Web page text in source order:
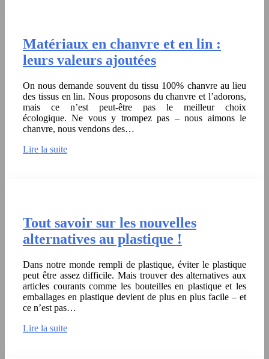
Matériaux en chanvre et en lin :
leurs valeurs ajoutées
On nous demande souvent du tissu 100% chanvre au lieu
des tissus en lin. Nous proposons du chanvre et l’adorons,
mais ce n’est peut-être pas le meilleur choix
écologique. Ne vous y trompez pas – nous aimons le
chanvre, nous vendons des…
Lire la suite
Tout savoir sur les nouvelles
alternatives au plastique !
Dans notre monde rempli de plastique, éviter le plastique
peut être assez difficile. Mais trouver des alternatives aux
articles courants comme les bouteilles en plastique et les
emballages en plastique devient de plus en plus facile – et
ce n’est pas…
Lire la suite